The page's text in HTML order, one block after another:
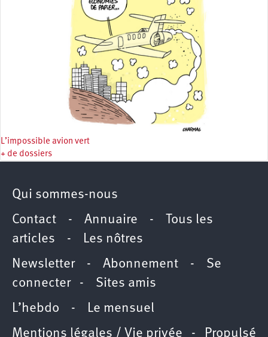
L’impossible avion vert
+ de dossiers
Qui sommes-nous
Contact - Annuaire -
Tous les
articles - Les nôtres
Newsletter- Abonnement - Se
connecter- Sites amis
L’hebdo - Le mensuel
Mentions légales / Vie privée - Propulsé